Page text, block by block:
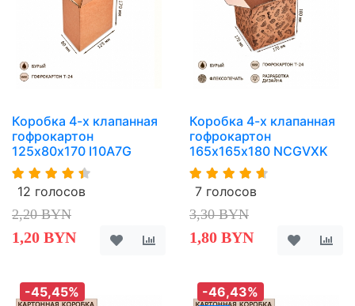
Коробка 4-х клапанная
гофрокартон
125х80х170 I10A7G
12 голосов
2,20 BYN
1,20 BYN
Коробка 4-х клапанная
гофрокартон
165х165х180 NCGVXK
7 голосов
3,30 BYN
1,80 BYN
-45,45%
-46,43%